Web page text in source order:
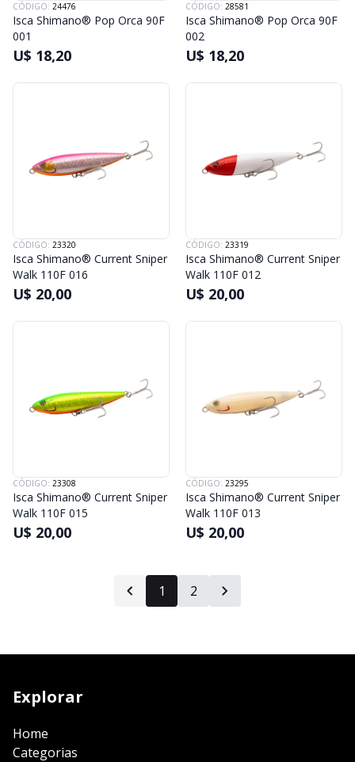
CÓDIGO: 24476
Isca Shimano® Pop Orca 90F
001
U$ 18,20
CÓDIGO: 28581
Isca Shimano® Pop Orca 90F
002
U$ 18,20
CÓDIGO: 23320
Isca Shimano® Current Sniper
Walk 110F 016
U$ 20,00
CÓDIGO: 23319
Isca Shimano® Current Sniper
Walk 110F 012
U$ 20,00
CÓDIGO: 23308
Isca Shimano® Current Sniper
Walk 110F 015
U$ 20,00
CÓDIGO: 23295
Isca Shimano® Current Sniper
Walk 110F 013
U$ 20,00
1 2
Explorar
Home
Categorias